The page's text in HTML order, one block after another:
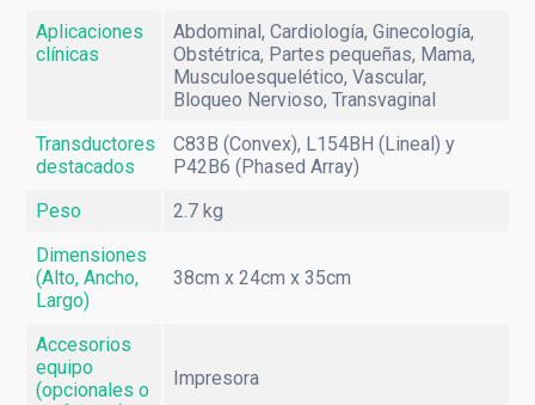
Diagnóstico por Imagen
Mamografía
Monitores Médicos
Resonancia Magnética
Aplicaciones
clínicas
Abdominal, Cardiología, Ginecología,
Obstétrica, Partes pequeñas, Mama,
Musculoesquelético, Vascular,
Bloqueo Nervioso, Transvaginal
Transductores
destacados
C83B (Convex), L154BH (Lineal) y
P42B6 (Phased Array)
Peso
2.7 kg
Dimensiones
(Alto, Ancho,
Largo)
38cm x 24cm x 35cm
Accesorios
equipo
(opcionales o
Impresora